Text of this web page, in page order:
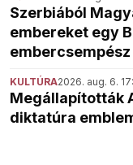
Szerbiából
embereket egy
embercsempész
KULTÚRA2026. aug. 6.
Megállapították
diktatúra